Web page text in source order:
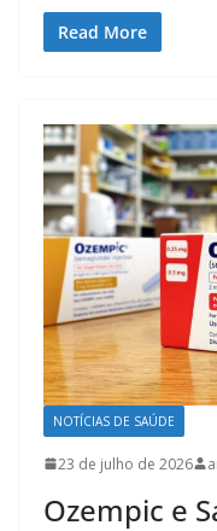
Read More
NOTÍCIAS DE SAÚDE
23 de julho de 2026
Ozempic e